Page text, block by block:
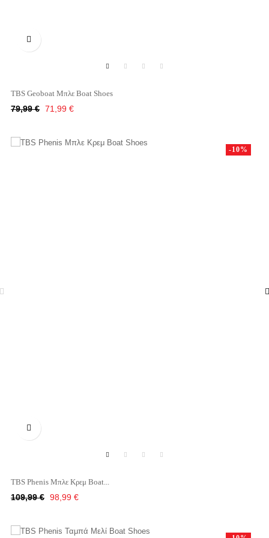

TBS Geoboat Μπλε Boat Shoes
Κανονική
79,99 € Τιμή
71,99 €

TBS Phenis Μπλε Κρεμ Boat...
Κανονική
109,99 €
-10%
Τιμή
98,99 €